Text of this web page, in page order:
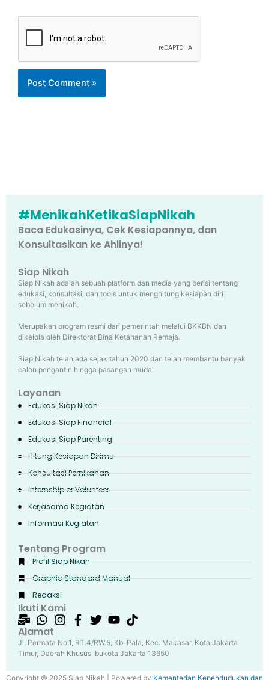
#MenikahKetikaSiapNikah
Baca Edukasinya, Cek Kesiapannya, dan
Konsultasikan ke Ahlinya!
Siap Nikah
Siap Nikah adalah sebuah platform dan media yang berisi tentang
edukasi, konsultasi, dan tools untuk menghitung kesiapan diri
sebelum menikah.
Merupakan program resmi dari pemerintah melalui BKKBN dan
dikelola oleh Direktorat Bina Ketahanan Remaja.
Siap Nikah telah ada sejak tahun 2020 dan telah membantu banyak
calon pengantin hingga pasangan muda.
Layanan
Edukasi Siap Nikah
Edukasi Siap Financial
Edukasi Siap Parenting
Hitung Kesiapan Dirimu
Konsultasi Pernikahan
Internship or Volunteer
Kerjasama Kegiatan
Informasi Kegiatan
Tentang Program
Profil Siap Nikah
Graphic Standard Manual
Redaksi
Ikuti Kami
Alamat
Jl. Permata No.1, RT.4/RW.5, Kb. Pala, Kec. Makasar, Kota Jakarta
Timur, Daerah Khusus Ibukota Jakarta 13650
Copyright © 2025 Siap Nikah | Powered by Kementerian Kependudukan dan